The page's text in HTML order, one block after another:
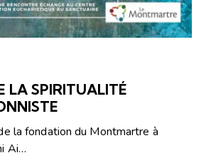
LA SPIRITUALITÉ
la fondation du Montmartre à
Ai…